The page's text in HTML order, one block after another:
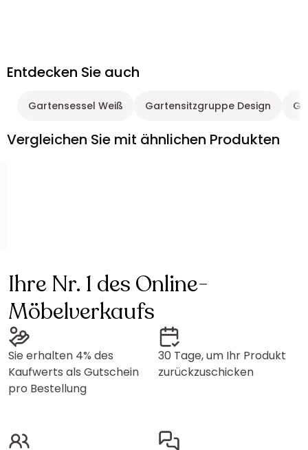
Entdecken Sie auch
Gartensessel Weiß Gartensitzgruppe Design
Vergleichen Sie mit ähnlichen Produkten
Ihre Nr. 1 des Online-
Möbelverkaufs
Sie erhalten 4% des
Kaufwerts als Gutschein
pro Bestellung
30 Tage, um Ihr Produkt
zurückzuschicken